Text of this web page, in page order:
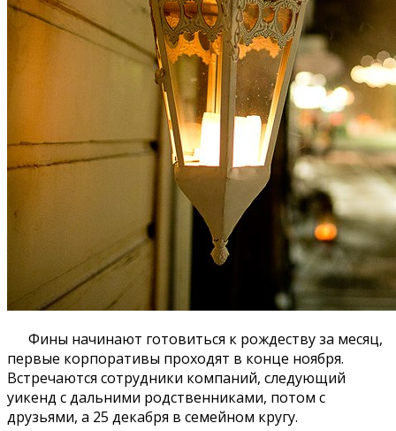
Фины начинают готовиться к рождеству за месяц,
первые корпоративы проходят в конце ноября.
Встречаются сотрудники компаний, следующий
уикенд с дальними родственниками, потом с
друзьями, а 25 декабря в семейном кругу.